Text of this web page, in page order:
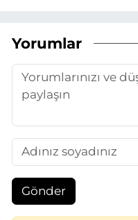
Yorumlar
Gönder